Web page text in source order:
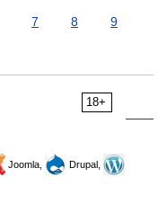
7 8
9
18+
Joomla,
Drupal,